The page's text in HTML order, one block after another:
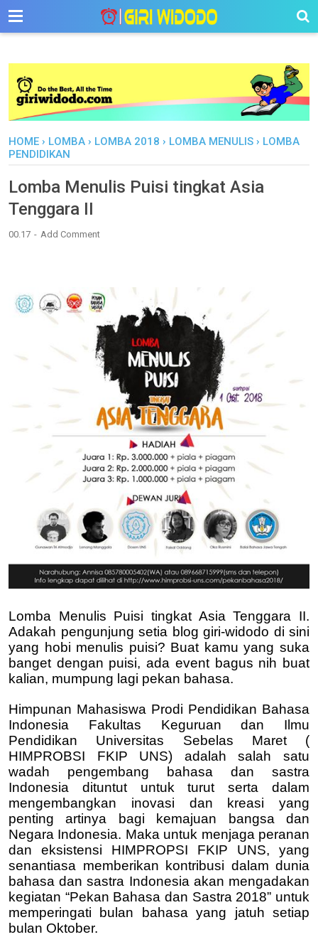
-->
HOME › LOMBA › LOMBA 2018 › LOMBA MENULIS › LOMBA
PENDIDIKAN
Lomba Menulis Puisi tingkat Asia
Tenggara II
00.17 Add Comment
Lomba Menulis Puisi tingkat Asia Tenggara II.
Adakah pengunjung setia blog giri-widodo di sini
yang hobi menulis puisi? Buat kamu yang suka
banget dengan puisi, ada event bagus nih buat
kalian, mumpung lagi pekan bahasa.
Himpunan Mahasiswa Prodi Pendidikan Bahasa
Indonesia Fakultas Keguruan dan Ilmu
Pendidikan Universitas Sebelas Maret (
HIMPROBSI FKIP UNS) adalah salah satu
wadah pengembang bahasa dan sastra
Indonesia dituntut untuk turut serta dalam
mengembangkan inovasi dan kreasi yang
penting artinya bagi kemajuan bangsa dan
Negara Indonesia. Maka untuk menjaga peranan
dan eksistensi HIMPROPSI FKIP UNS, yang
senantiasa memberikan kontribusi dalam dunia
bahasa dan sastra Indonesia akan mengadakan
kegiatan “Pekan Bahasa dan Sastra 2018” untuk
memperingati bulan bahasa yang jatuh setiap
bulan Oktober.